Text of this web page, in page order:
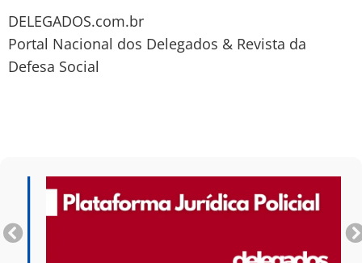
DELEGADOS.com.br
Portal Nacional dos Delegados & Revista da
Defesa Social